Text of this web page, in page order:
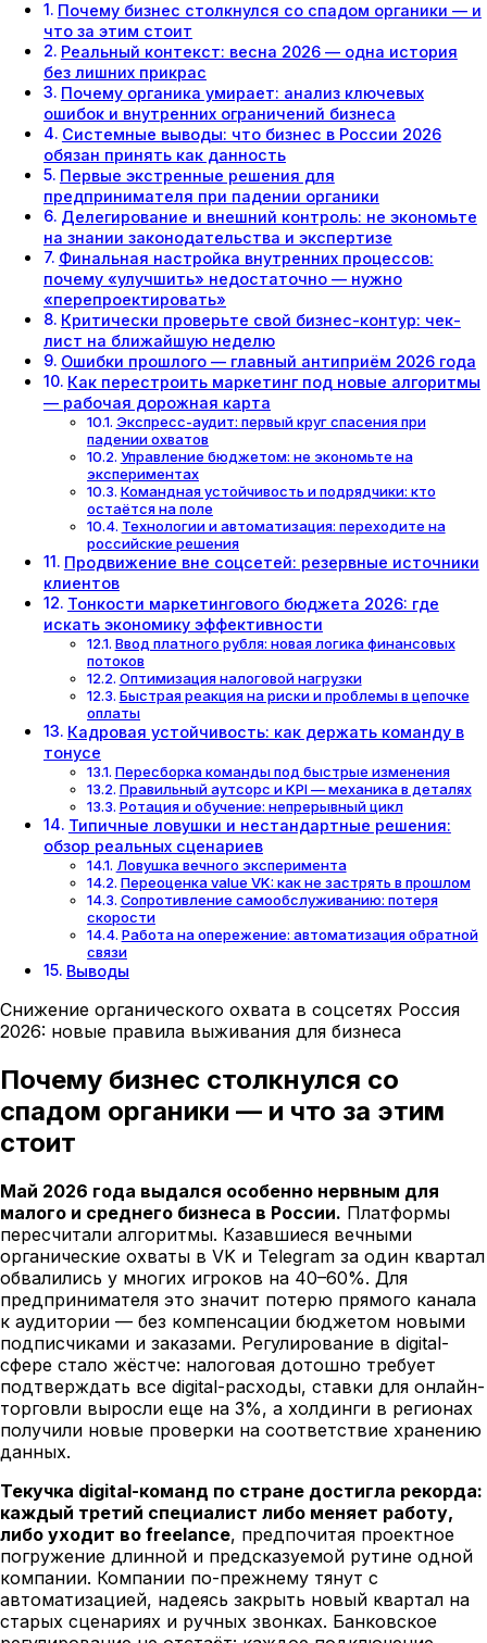
Почему бизнес столкнулся со спадом органики — и
что за этим стоит
Реальный контекст: весна 2026 — одна история
без лишних прикрас
Почему органика умирает: анализ ключевых
ошибок и внутренних ограничений бизнеса
Системные выводы: что бизнес в России 2026
обязан принять как данность
Первые экстренные решения для
предпринимателя при падении органики
Делегирование и внешний контроль: не экономьте
на знании законодательства и экспертизе
Финальная настройка внутренних процессов:
почему «улучшить» недостаточно — нужно
«перепроектировать»
Критически проверьте свой бизнес-контур: чек-
лист на ближайшую неделю
Ошибки прошлого — главный антиприём 2026 года
Как перестроить маркетинг под новые алгоритмы
— рабочая дорожная карта
Экспресс-аудит: первый круг спасения при
падении охватов
Управление бюджетом: не экономьте на
экспериментах
Командная устойчивость и подрядчики: кто
остаётся на поле
Технологии и автоматизация: переходите на
российские решения
Продвижение вне соцсетей: резервные источники
клиентов
Тонкости маркетингового бюджета 2026: где
искать экономику эффективности
Ввод платного рубля: новая логика финансовых
потоков
Оптимизация налоговой нагрузки
Быстрая реакция на риски и проблемы в цепочке
оплаты
Кадровая устойчивость: как держать команду в
тонусе
Пересборка команды под быстрые изменения
Правильный аутсорс и KPI — механика в деталях
Ротация и обучение: непрерывный цикл
Типичные ловушки и нестандартные решения:
обзор реальных сценариев
Ловушка вечного эксперимента
Переоценка value VK: как не застрять в прошлом
Сопротивление самообслуживанию: потеря
скорости
Работа на опережение: автоматизация обратной
связи
Выводы
Снижение органического охвата в соцсетях Россия
2026: новые правила выживания для бизнеса
Почему бизнес столкнулся со
спадом органики — и что за этим
стоит
Май 2026 года выдался особенно нервным для
малого и среднего бизнеса в России. Платформы
пересчитали алгоритмы. Казавшиеся вечными
органические охваты в VK и Telegram за один квартал
обвалились у многих игроков на 40–60%. Для
предпринимателя это значит потерю прямого канала
к аудитории — без компенсации бюджетом новыми
подписчиками и заказами. Регулирование в digital-
сфере стало жёстче: налоговая дотошно требует
подтверждать все digital-расходы, ставки для онлайн-
торговли выросли еще на 3%, а холдинги в регионах
получили новые проверки на соответствие хранению
данных.
Текучка digital-команд по стране достигла рекорда:
каждый третий специалист либо меняет работу,
либо уходит во freelance, предпочитая проектное
погружение длинной и предсказуемой рутине одной
компании. Компании по-прежнему тянут с
автоматизацией, надеясь закрыть новый квартал на
старых сценариях и ручных звонках. Банковское